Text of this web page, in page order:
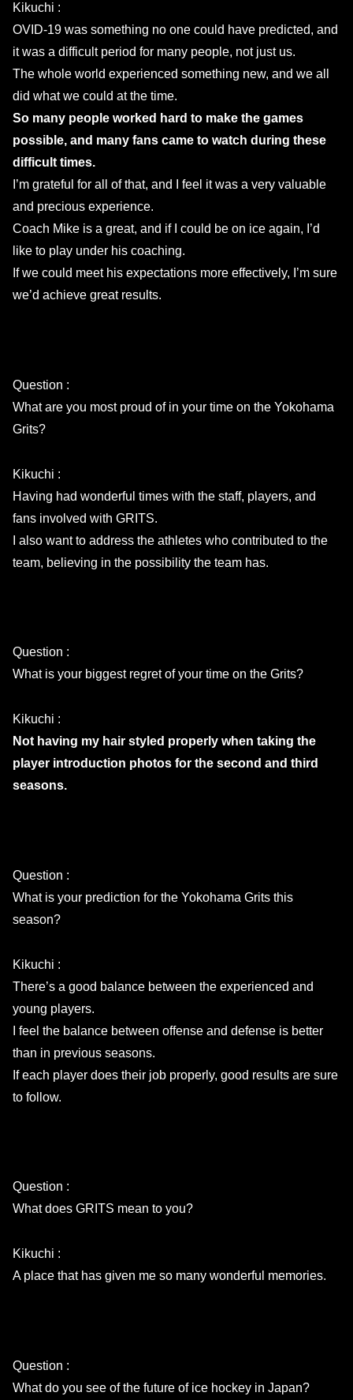
Kikuchi :
OVID-19 was something no one could have predicted, and
it was a difficult period for many people, not just us.
The whole world experienced something new, and we all
did what we could at the time.
So many people worked hard to make the games
possible, and many fans came to watch during these
difficult times.
I’m grateful for all of that, and I feel it was a very valuable
and precious experience.
Coach Mike is a great, and if I could be on ice again, I’d
like to play under his coaching.
If we could meet his expectations more effectively, I’m sure
we’d achieve great results.
Question :
What are you most proud of in your time on the Yokohama
Grits?
Kikuchi :
Having had wonderful times with the staff, players, and
fans involved with GRITS.
I also want to address the athletes who contributed to the
team, believing in the possibility the team has.
Question :
What is your biggest regret of your time on the Grits?
Kikuchi :
Not having my hair styled properly when taking the
player introduction photos for the second and third
seasons.
Question :
What is your prediction for the Yokohama Grits this
season?
Kikuchi :
There’s a good balance between the experienced and
young players.
I feel the balance between offense and defense is better
than in previous seasons.
If each player does their job properly, good results are sure
to follow.
Question :
What does GRITS mean to you?
Kikuchi :
A place that has given me so many wonderful memories.
Question :
What do you see of the future of ice hockey in Japan?